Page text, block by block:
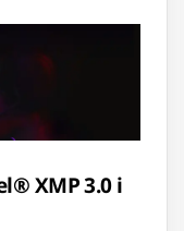
XMP 3.0 i